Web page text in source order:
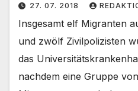
27. 07. 2018
Insgesamt elf Migranten
und zwölf Zivilpolizisten
das
nachdem eine Gruppe